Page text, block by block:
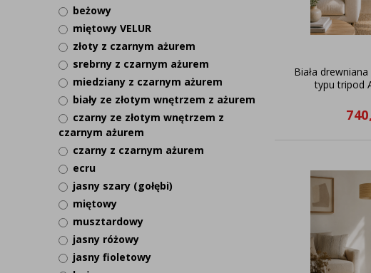
beżowy
miętowy VELUR
złoty z czarnym ażurem
srebrny z czarnym ażurem
miedziany z czarnym ażurem
biały ze złotym wnętrzem z ażurem
czarny ze złotym wnętrzem z
czarnym ażurem
czarny z czarnym ażurem
ecru
jasny szary (gołębi)
miętowy
musztardowy
jasny różowy
jasny fioletowy
Biała
typu tripod